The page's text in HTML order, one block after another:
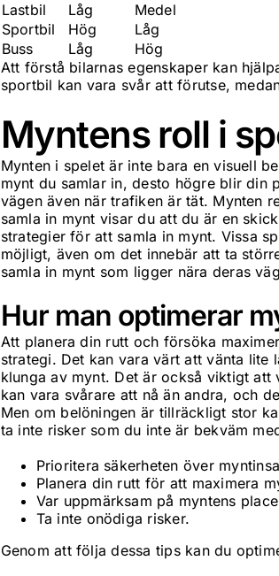
Lastbil
Låg
Medel
Sportbil
Hög
Låg
Buss
Låg
Hög
Att förstå bilarnas egenskaper kan
sportbil kan vara svår att förutse,
Myntens roll i
Mynten i spelet är inte bara en visuell
mynt du samlar in, desto högre blir din
vägen även när trafiken är tät. Mynten
samla in mynt visar du att du är en
strategier för att samla in mynt. Vissa
möjligt, även om det innebär att ta
samla in mynt som ligger nära deras
Hur man optimerar
Att planera din rutt och försöka
strategi. Det kan vara värt att vänta lite
klunga av mynt. Det är också viktigt att
kan vara svårare att nå än andra, och
Men om belöningen är tillräckligt stor
ta inte risker som du inte är bekväm
Prioritera säkerheten över
Planera din rutt för att maximera
Var uppmärksam på myntens
Ta inte onödiga risker.
Genom att följa dessa tips kan du